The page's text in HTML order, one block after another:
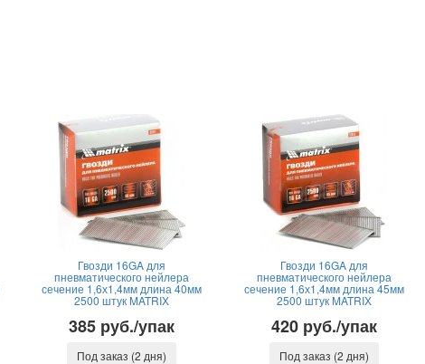
Гвозди 16GA для
пневматического нейлера
сечение 1,6х1,4мм длина 40мм
2500 штук MATRIX
385 руб./упак
Под заказ (2 дня)
Гвозди 16GA для
пневматического нейлера
сечение 1,6х1,4мм длина 45мм
2500 штук MATRIX
420 руб./упак
Под заказ (2 дня)